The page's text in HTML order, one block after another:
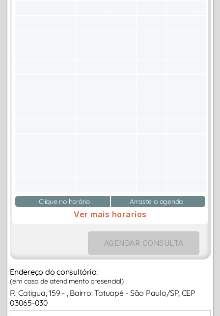
Clique no horário Arraste a agenda
Ver mais horarios
AGENDAR CONSULTA
Endereço do consultório:
(em caso de atendimento presencial)
R. Catigua, 159 - , Bairro: Tatuapé - São Paulo/SP, CEP
03065-030